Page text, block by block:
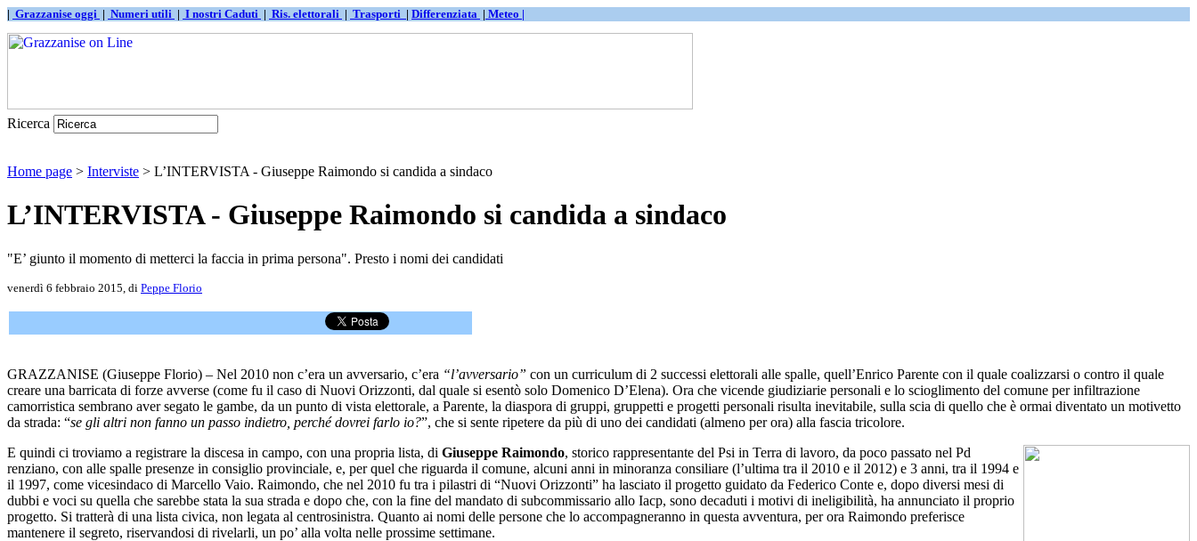
| Grazzanise oggi | Numeri utili | I nostri Caduti | Ris. elettorali | Trasporti | Differenziata | Meteo |
Ricerca
Home page > Interviste > L’INTERVISTA - Giuseppe Raimondo si candida a sindaco
L’INTERVISTA - Giuseppe Raimondo si candida a sindaco
"E’ giunto il momento di metterci la faccia in prima persona". Presto i nomi dei candidati
venerdì 6 febbraio 2015, di Peppe Florio
GRAZZANISE (Giuseppe Florio) – Nel 2010 non c’era un avversario, c’era “l’avversario” con un curriculum di 2 successi elettorali alle spalle, quell’Enrico Parente con il quale coalizzarsi o contro il quale
creare una barricata di forze avverse (come fu il caso di Nuovi Orizzonti, dal quale si esentò solo Domenico D’Elena). Ora che vicende giudiziarie personali e lo scioglimento del comune per infiltrazione
camorristica sembrano aver segato le gambe, da un punto di vista elettorale, a Parente, la diaspora di gruppi, gruppetti e progetti personali risulta inevitabile, sulla scia di quello che è ormai diventato un motivetto
da strada: “se gli altri non fanno un passo indietro, perché dovrei farlo io?”, che si sente ripetere da più di uno dei candidati (almeno per ora) alla fascia tricolore.
E quindi ci troviamo a registrare la discesa in campo, con una propria lista, di Giuseppe Raimondo, storico rappresentante del Psi in Terra di lavoro, da poco passato nel Pd
renziano, con alle spalle presenze in consiglio provinciale, e, per quel che riguarda il comune, alcuni anni in minoranza consiliare (l’ultima tra il 2010 e il 2012) e 3 anni, tra il 1994 e
il 1997, come vicesindaco di Marcello Vaio. Raimondo, che nel 2010 fu tra i pilastri di “Nuovi Orizzonti” ha lasciato il progetto guidato da Federico Conte e, dopo diversi mesi di
dubbi e voci su quella che sarebbe stata la sua strada e dopo che, con la fine del mandato di subcommissario allo Iacp, sono decaduti i motivi di ineligibilità, ha annunciato il proprio
progetto. Si tratterà di una lista civica, non legata al centrosinistra. Quanto ai nomi delle persone che lo accompagneranno in questa avventura, per ora Raimondo preferisce
mantenere il segreto, riservandosi di rivelarli, un po’ alla volta nelle prossime settimane.